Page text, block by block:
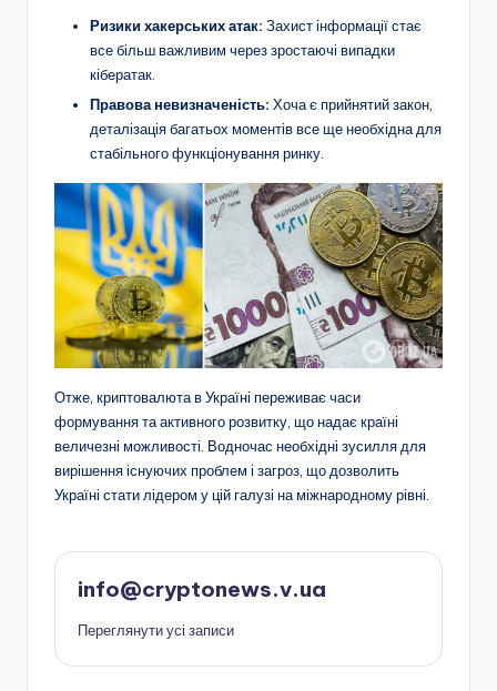
Ризики хакерських атак: Захист інформації стає
все більш важливим через зростаючі випадки
кібератак.
Правова невизначеність: Хоча є прийнятий закон,
деталізація багатьох моментів все ще необхідна для
стабільного функціонування ринку.
Отже, криптовалюта в Україні переживає часи
формування та активного розвитку, що надає країні
величезні можливості. Водночас необхідні зусилля для
вирішення існуючих проблем і загроз, що дозволить
Україні стати лідером у цій галузі на міжнародному рівні.
info@cryptonews.v.ua
Переглянути усі записи